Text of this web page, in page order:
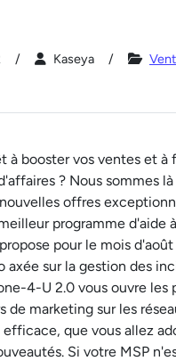
Kaseya
à booster vos ventes et à
? Nous sommes
offres
programme d'aide
pour le mois
axée sur la gestion des
4-U 2.0 vous ouvre les
de marketing sur les
que vous allez
Si votre MSP